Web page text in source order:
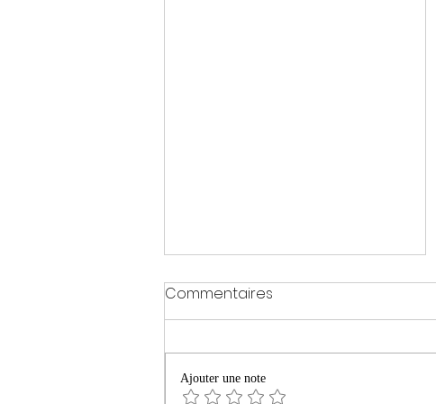
Commentaires
Ajouter une note